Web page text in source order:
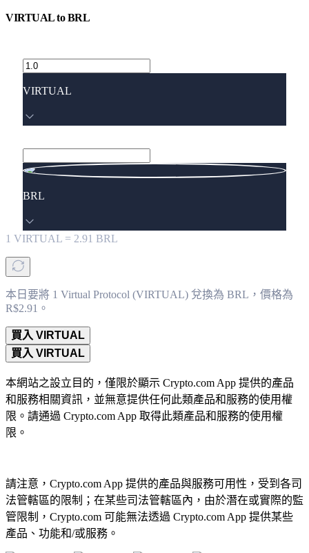
VIRTUALtoBRL
VIRTUAL
BRL
1 VIRTUAL = 2.91 BRL
本日要將 1 Virtual Protocol (VIRTUAL) 兌換為 BRL，價格為
R$2.91。
買入 VIRTUAL
買入 VIRTUAL
本網站之設立目的，僅限於顯示 Crypto.com App 提供的產品
和服務相關資訊，並無意提供任何此類產品和服務的使用權
限。請通過 Crypto.com App 取得此類產品和服務的使用權
限。
請注意，Crypto.com App 提供的產品與服務可用性，受到各司
法管轄區的限制；在某些司法管轄區內，由於潛在或實際的監
管限制，Crypto.com 可能無法透過 Crypto.com App 提供某些
產品、功能和/或服務。